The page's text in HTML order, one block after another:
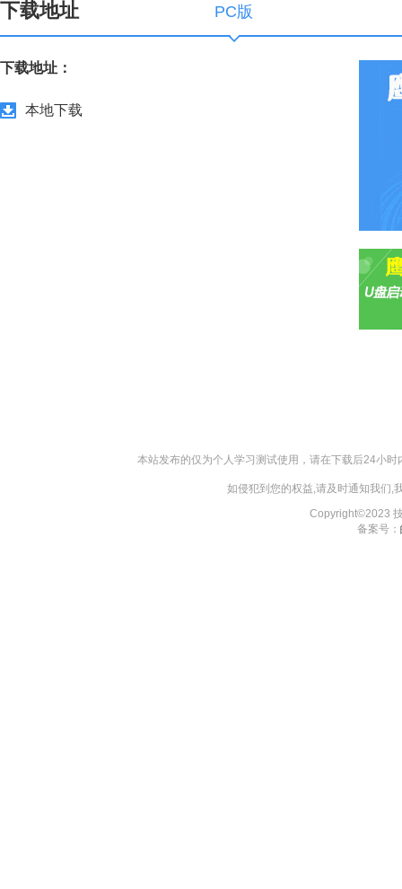
下载地址 PC版
下载地址：
本地下载
本站发布的仅为个人学习测试使用，请在下载后24小
如侵犯到您的权益,请及时通知我们,
Copyright©2023
备案号：